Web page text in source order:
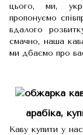
цього, ми,
пропонуємо
вдалого
смачно, наша
ми дбаємо про
арабіка,
Каву купити у